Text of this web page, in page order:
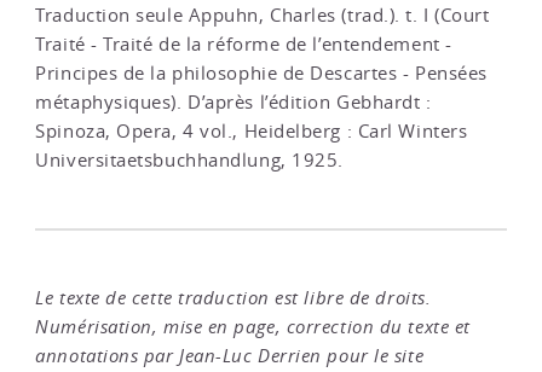
Traduction seule Appuhn, Charles (trad.). t. I (Court
Traité - Traité de la réforme de l’entendement -
Principes de la philosophie de Descartes - Pensées
métaphysiques). D’après l’édition Gebhardt :
Spinoza, Opera, 4 vol., Heidelberg : Carl Winters
Universitaetsbuchhandlung, 1925.
Le texte de cette traduction est libre de droits.
Numérisation, mise en page, correction du texte et
annotations par Jean-Luc Derrien pour le site